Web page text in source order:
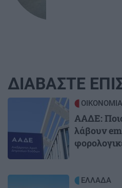
ΔΙΑΒΑΣΤΕ
ΟΙΚΟΝΟΜΙΑ
ΑΑΔΕ:
λάβουν
ΕΛΛΑΔΑ